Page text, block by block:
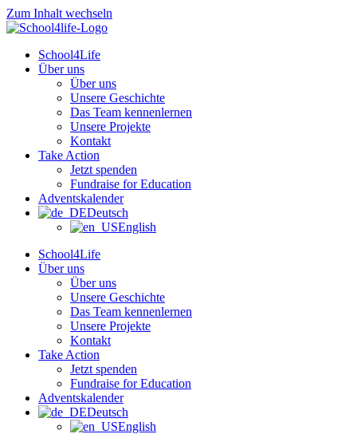
Zum Inhalt wechseln
School4Life
Über uns
Über uns
Unsere Geschichte
Das Team kennenlernen
Unsere Projekte
Kontakt
Take Action
Jetzt spenden
Fundraise for Education
Adventskalender
Deutsch
English
School4Life
Über uns
Über uns
Unsere Geschichte
Das Team kennenlernen
Unsere Projekte
Kontakt
Take Action
Jetzt spenden
Fundraise for Education
Adventskalender
Deutsch
English